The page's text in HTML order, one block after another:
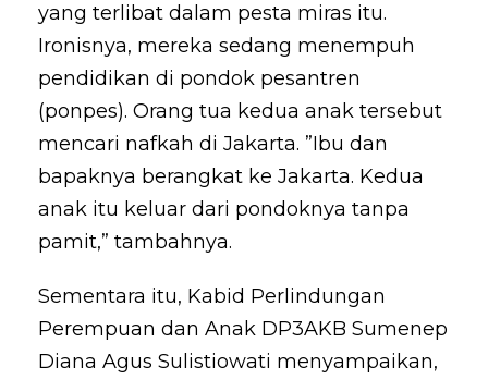
yang terlibat dalam pesta miras itu.
Ironisnya, mereka sedang menempuh
pendidikan di pondok pesantren
(ponpes). Orang tua kedua anak tersebut
mencari nafkah di Jakarta. ”Ibu dan
bapaknya berangkat ke Jakarta. Kedua
anak itu keluar dari pondoknya tanpa
pamit,” tambahnya.
Sementara itu, Kabid Perlindungan
Perempuan dan Anak DP3AKB Sumenep
Diana Agus Sulistiowati menyampaikan,